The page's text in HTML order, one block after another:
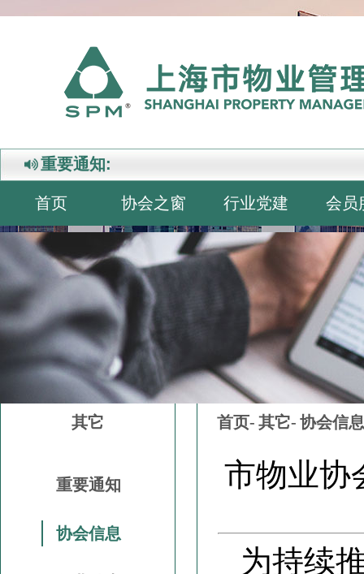
重要通知:
首页 协会之窗 行业党建 会员
其它
重要通知
协会信息
首页- 其它- 协会信息
市物业协
为持续